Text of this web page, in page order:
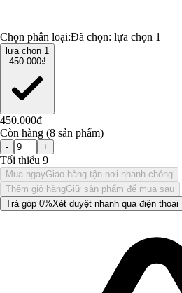
Chọn phân loại:Đã chọn: lựa chọn 1
lựa chọn 1
450.000₫
450.000₫
Còn hàng (8 sản phẩm)
- +
Tối thiểu 9
Mua ngayGiao hàng tận nơi nhanh chóng
Thêm giỏ hàngGiữ sản phẩm để mua sau
Trả góp 0%Xét duyệt nhanh qua điện thoại